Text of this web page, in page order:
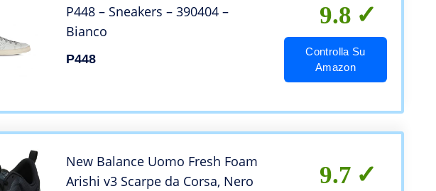
P448 – Sneakers – 390404 –
Bianco
P448
9.8
Controlla Su
Amazon
New Balance Uomo Fresh Foam
Arishi v3 Scarpe da Corsa, Nero
9.7